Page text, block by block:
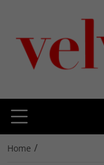
Home /